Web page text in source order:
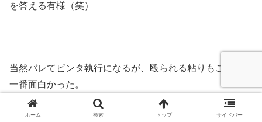
を答える有様（笑）
当然バレてビンタ執行になるが、殴られる粘りもこの回が
一番面白かった。
足を踏まれたまま動けずジタバタのたうち回る姿とか。
ホーム 検索 トップ サイドバー